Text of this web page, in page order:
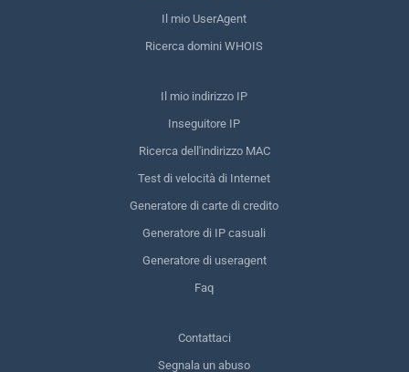
Il mio UserAgent
Ricerca domini WHOIS
Il mio indirizzo IP
Inseguitore IP
Ricerca dell'indirizzo MAC
Test di velocità di Internet
Generatore di carte di credito
Generatore di IP casuali
Generatore di useragent
Faq
Contattaci
Segnala un abuso